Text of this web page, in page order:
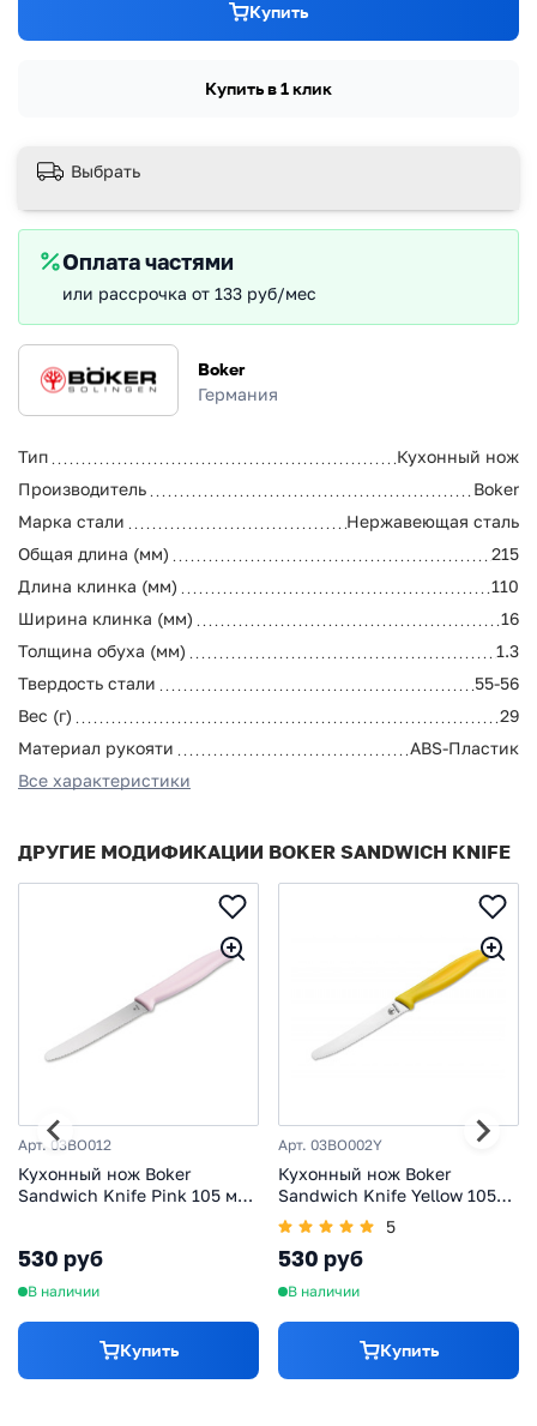
Boker
Германия
Тип
Кухонный нож
Производитель
Boker
Марка стали
Нержавеющая сталь
Общая длина (мм)
215
Длина клинка (мм)
110
Ширина клинка (мм)
16
Толщина обуха (мм)
1.3
Твердость стали
55-56
Вес (г)
29
Материал рукояти
ABS-Пластик
Все характеристики
Купить
Купить в 1 клик
Выбрать
Оплата частями
или рассрочка от 133 руб/мес
ДРУГИЕ МОДИФИКАЦИИ BOKER SANDWICH KNIFE
Арт. 03BO012
Кухонный нож Boker
Sandwich Knife Pink 105 мм,
розовый
530 руб
В наличии
Купить
Арт. 03BO002Y
Кухонный нож Boker
Sandwich Knife Yellow 105
мм, нержавеющая сталь,
рукоять ABS-пластик,
желтый
5
530 руб
В наличии
Купить